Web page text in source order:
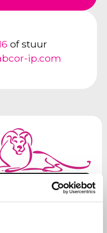
of stuur
ip.com
Meer over
Abcor